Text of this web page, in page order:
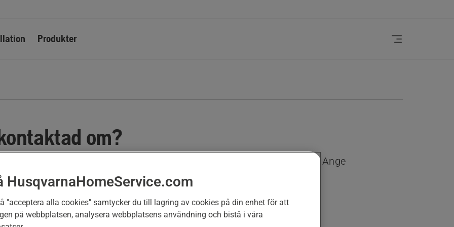
Produkter
om?
veta mer om våra tjänster och hur de passar dig och din trädgård? Ange
uppgifter så kontaktar en partner dig inom kort.
HusqvarnaHomeService.com
"acceptera alla cookies" samtycker du till lagring av cookies på din enhet för att
på webbplatsen, analysera webbplatsens användning och bistå i våra